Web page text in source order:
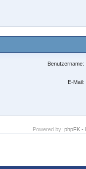
Benutzername:
E-Mail:
Powered by: phpFK -